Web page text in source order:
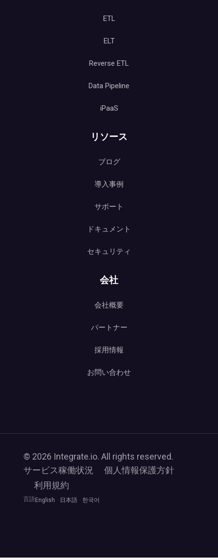
ETL
ELT
Reverse ETL
Data Pipeline
iPaaS
リソース
ブログ
導入事例
サポート
ドキュメント
セキュリティ
会社
会社概要
パートナー
採用情報
お問い合わせ
© 2026 Integrate.io. All rights reserved.
サービス稼働状況
個人情報保護方針
利用規約
言語 English 日本語 한국어